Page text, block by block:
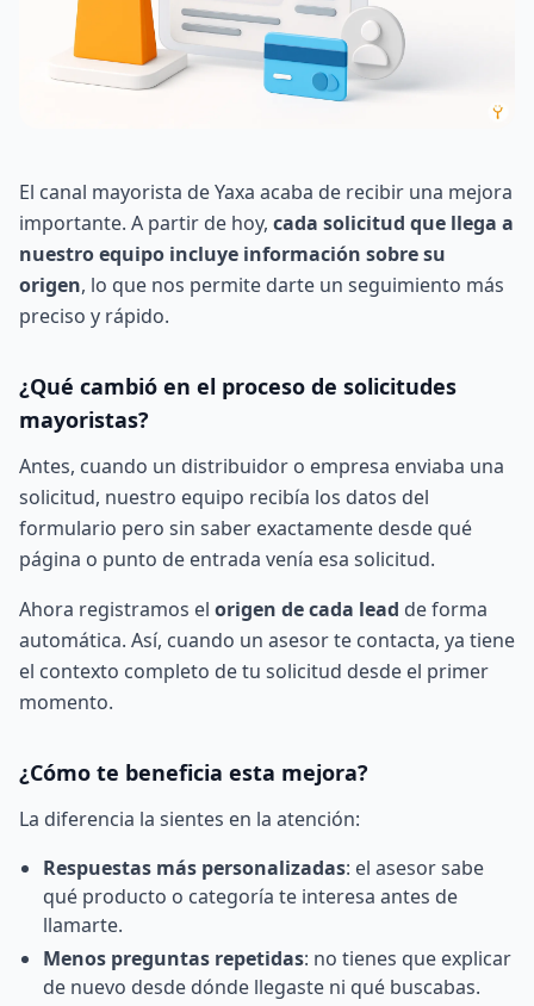
El canal mayorista de Yaxa acaba de recibir una mejora
importante. A partir de hoy, cada solicitud que llega a
nuestro equipo incluye información sobre su
origen, lo que nos permite darte un seguimiento más
preciso y rápido.
¿Qué cambió en el proceso de solicitudes
mayoristas?
Antes, cuando un distribuidor o empresa enviaba una
solicitud, nuestro equipo recibía los datos del
formulario pero sin saber exactamente desde qué
página o punto de entrada venía esa solicitud.
Ahora registramos el origen de cada lead de forma
automática. Así, cuando un asesor te contacta, ya tiene
el contexto completo de tu solicitud desde el primer
momento.
¿Cómo te beneficia esta mejora?
La diferencia la sientes en la atención:
Respuestas más personalizadas: el asesor sabe
qué producto o categoría te interesa antes de
llamarte.
Menos preguntas repetidas: no tienes que explicar
de nuevo desde dónde llegaste ni qué buscabas.